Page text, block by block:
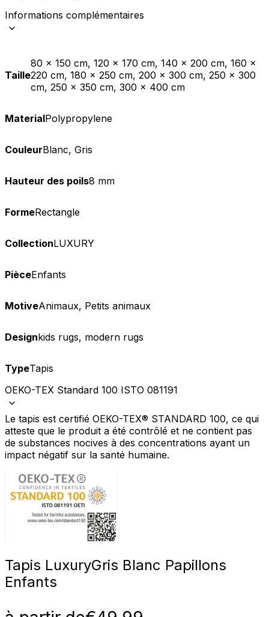
Informations complémentaires
Taille
80 x 150 cm, 120 x 170 cm, 140 x 200 cm, 160 x
220 cm, 180 x 250 cm, 200 x 300 cm, 250 x 300
cm, 250 x 350 cm, 300 x 400 cm
MaterialPolypropylene
CouleurBlanc, Gris
Hauteur des poils8 mm
FormeRectangle
CollectionLUXURY
PièceEnfants
MotiveAnimaux, Petits animaux
Designkids rugs, modern rugs
TypeTapis
OEKO-TEX Standard 100 ISTO 081191
Le tapis est certifié OEKO-TEX® STANDARD 100, ce qui
atteste que le produit a été contrôlé et ne contient pas
de substances nocives à des concentrations ayant un
impact négatif sur la santé humaine.
Tapis LuxuryGris Blanc Papillons
Enfants